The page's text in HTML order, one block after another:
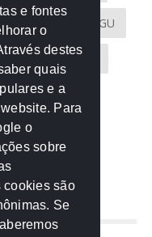
CGU
MPE-MT
MT PGR
e fontes
o
destes
quais
e a
Para
o
sobre
cookies são
Se